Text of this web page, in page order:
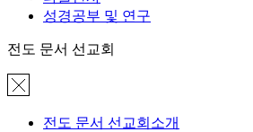
성경공부 및 연구
전도 문서 선교회
전도 문서 선교회소개